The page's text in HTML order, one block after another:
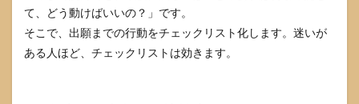
て、どう動けばいいの？」です。
そこで、出願までの行動をチェックリスト化します。迷いが
ある人ほど、チェックリストは効きます。